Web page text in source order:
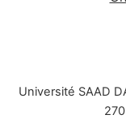
Université SAAD